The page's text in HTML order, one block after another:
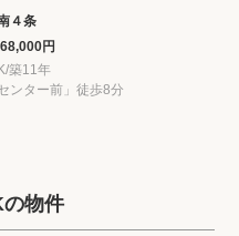
４条
円
築11年
ンター前」徒歩8分
物件